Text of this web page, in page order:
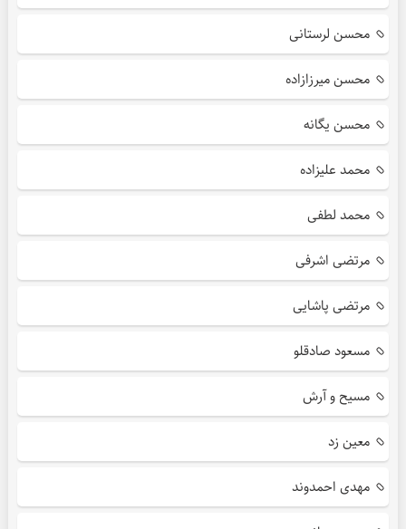
محسن لرستانی
محسن میرزازاده
محسن یگانه
محمد علیزاده
محمد لطفی
مرتضی اشرفی
مرتضی پاشایی
مسعود صادقلو
مسیح و آرش
معین زد
مهدی احمدوند